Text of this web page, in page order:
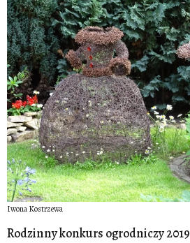
Iwona Kostrzewa
Rodzinny konkurs ogrodniczy 2019